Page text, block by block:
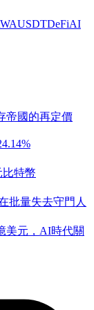
USDTDeFiAI
帝國的再定價
比特幣
批量失去守門人
美元，AI時代關